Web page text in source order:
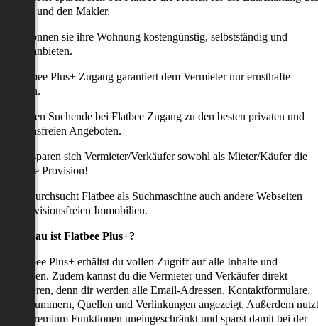
und den Makler.
können sie ihre Wohnung kostengünstig, selbstständig und
anbieten.
Flatbee Plus+ Zugang garantiert dem Vermieter nur ernsthafte
erhalten Suchende bei Flatbee Zugang zu den besten privaten und
Angeboten.
uns sparen sich Vermieter/Verkäufer sowohl als Mieter/Käufer die
Provision!
durchsucht Flatbee als Suchmaschine auch andere Webseiten
provisionsfreien Immobilien.
genau ist Flatbee Plus+?
Flatbee Plus+ erhältst du vollen Zugriff auf alle Inhalte und
Zudem kannst du die Vermieter und Verkäufer direkt
denn dir werden alle Email-Adressen, Kontaktformulare,
Quellen und Verlinkungen angezeigt. Außerdem nutzt
alle Premium Funktionen uneingeschränkt und sparst damit bei der